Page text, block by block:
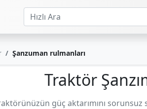
Şanzuman rulmanları
Traktör
güç aktarımını sorunsuz